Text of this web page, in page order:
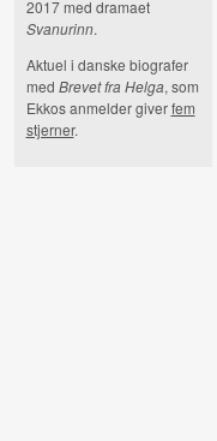
2017 med dramaet
Svanurinn.
Aktuel i danske biografer
med Brevet fra Helga, som
Ekkos anmelder giverfem
stjerner.